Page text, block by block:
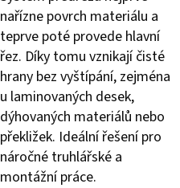
nařízne povrch materiálu a
teprve poté provede hlavní
řez. Díky tomu vznikají čisté
hrany bez vyštípání, zejména
u laminovaných desek,
dýhovaných materiálů nebo
překližek. Ideální řešení pro
náročné truhlářské a
montážní práce.